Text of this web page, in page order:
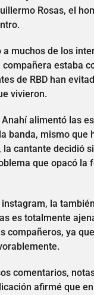
Rosas, el
muchos de los
estaba
de RBD han
vivieron.
alimentó las
banda, mismo
cantante decidió
que opacó
la
es totalmente
compañeros, ya
comentarios,
afirmé que